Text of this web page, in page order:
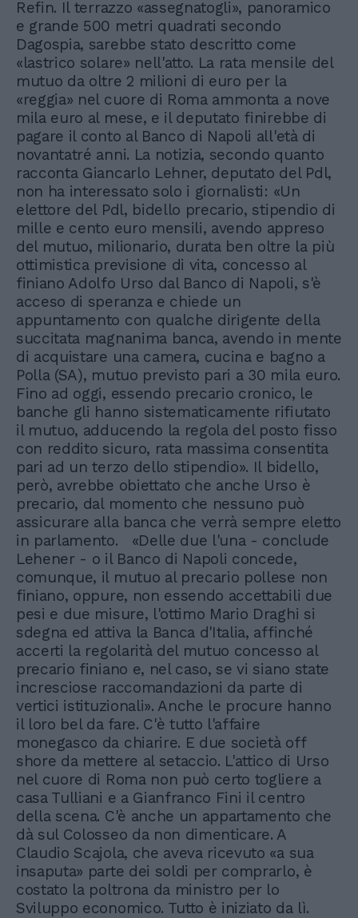
Refin. Il terrazzo «assegnatogli», panoramico
e grande 500 metri quadrati secondo
Dagospia, sarebbe stato descritto come
«lastrico solare» nell'atto. La rata mensile del
mutuo da oltre 2 milioni di euro per la
«reggia» nel cuore di Roma ammonta a nove
mila euro al mese, e il deputato finirebbe di
pagare il conto al Banco di Napoli all'età di
novantatré anni. La notizia, secondo quanto
racconta Giancarlo Lehner, deputato del Pdl,
non ha interessato solo i giornalisti: «Un
elettore del Pdl, bidello precario, stipendio di
mille e cento euro mensili, avendo appreso
del mutuo, milionario, durata ben oltre la più
ottimistica previsione di vita, concesso al
finiano Adolfo Urso dal Banco di Napoli, s'è
acceso di speranza e chiede un
appuntamento con qualche dirigente della
succitata magnanima banca, avendo in mente
di acquistare una camera, cucina e bagno a
Polla (SA), mutuo previsto pari a 30 mila euro.
Fino ad oggi, essendo precario cronico, le
banche gli hanno sistematicamente rifiutato
il mutuo, adducendo la regola del posto fisso
con reddito sicuro, rata massima consentita
pari ad un terzo dello stipendio». Il bidello,
però, avrebbe obiettato che anche Urso è
precario, dal momento che nessuno può
assicurare alla banca che verrà sempre eletto
in parlamento. «Delle due l'una - conclude
Lehener - o il Banco di Napoli concede,
comunque, il mutuo al precario pollese non
finiano, oppure, non essendo accettabili due
pesi e due misure, l'ottimo Mario Draghi si
sdegna ed attiva la Banca d'Italia, affinché
accerti la regolarità del mutuo concesso al
precario finiano e, nel caso, se vi siano state
incresciose raccomandazioni da parte di
vertici istituzionali». Anche le procure hanno
il loro bel da fare. C'è tutto l'affaire
monegasco da chiarire. E due società off
shore da mettere al setaccio. L'attico di Urso
nel cuore di Roma non può certo togliere a
casa Tulliani e a Gianfranco Fini il centro
della scena. C'è anche un appartamento che
dà sul Colosseo da non dimenticare. A
Claudio Scajola, che aveva ricevuto «a sua
insaputa» parte dei soldi per comprarlo, è
costato la poltrona da ministro per lo
Sviluppo economico. Tutto è iniziato da lì.